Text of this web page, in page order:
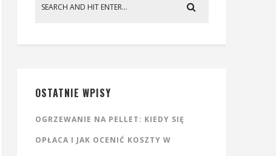
OSTATNIE WPISY
OGRZEWANIE NA PELLET: KIEDY SIĘ
OPŁACA I JAK OCENIĆ KOSZTY W